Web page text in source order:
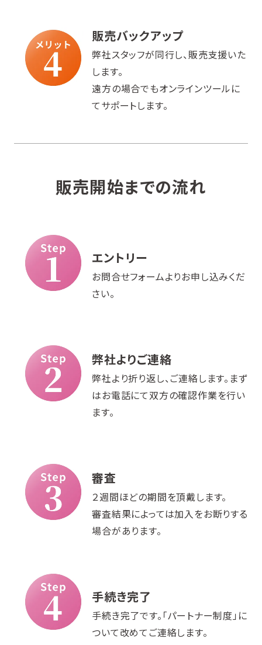
販売バックアップ
弊社スタッフが同行し、販売支援いた
します。
遠方の場合でもオンラインツールに
てサポートします。
販売開始までの流れ
エントリー
お問合せフォームよりお申し込みくだ
さい。
弊社よりご連絡
弊社より折り返し、ご連絡します。まず
はお電話にて双方の確認作業を行い
ます。
審査
２週間ほどの期間を頂戴します。
審査結果によっては加入をお断りする
場合があります。
手続き完了
手続き完了です。「パートナー制度」に
ついて改めてご連絡します。